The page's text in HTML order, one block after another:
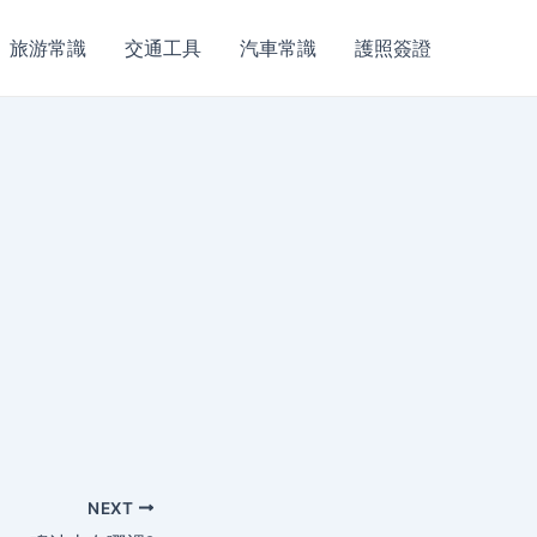
旅游常識 交通工具 汽車常識 護照簽證
NEXT